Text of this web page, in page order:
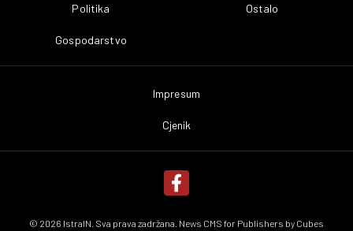
Politika
Gospodarstvo
Ostalo
Impresum
Cjenik
© 2026 IstraIN. Sva prava zadržana. News CMS for Publishers by Cubes